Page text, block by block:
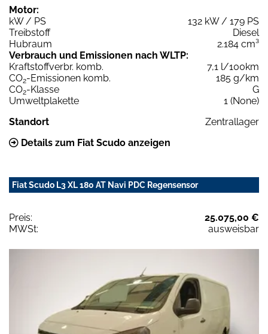
Motor:
kW / PS
132 kW / 179 PS
Treibstoff
Diesel
Hubraum
2.184 cm³
Verbrauch und Emissionen nach WLTP:
Kraftstoffverbr. komb.
7,1 l/100km
CO2-Emissionen komb.
185 g/km
CO2-Klasse
G
Umweltplakette
1 (None)
Standort
Zentrallager
Details zum Fiat Scudo anzeigen
Fiat Scudo L3 XL 180 AT Navi PDC Regensensor
Preis:
25.075,00 €
MWSt:
ausweisbar